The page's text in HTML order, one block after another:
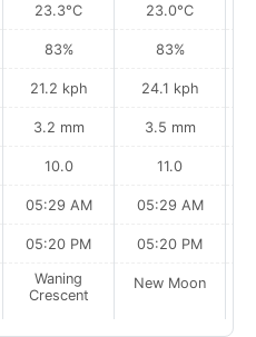
23.3°C
83%
21.2 kph
3.2 mm
10.0
05:29 AM
05:20 PM
Waning
Crescent
23.0°C
83%
24.1 kph
3.5 mm
11.0
05:29 AM
05:20 PM
New Moon